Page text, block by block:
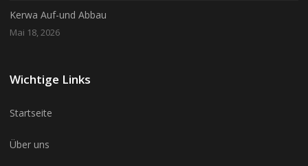
Kerwa Auf-und Abbau
Mai 18, 2026
Wichtige Links
Startseite
Über uns